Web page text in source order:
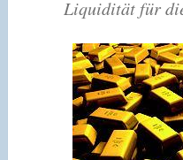
Liquidität für